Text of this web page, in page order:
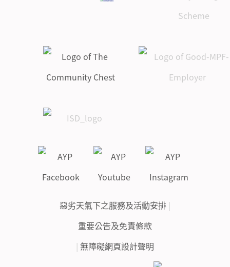
惡劣天氣下之服務及活動安排 |
重要公告及免責條款
| 無障礙網頁設計聲明